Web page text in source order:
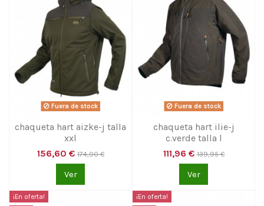
Fuera de stock
chaqueta hart aizke-j talla
xxl
156,60 €174,00 €
Ver
Fuera de stock
chaqueta hart ilie-j
c.verde talla l
111,96 €139,95 €
Ver
¡En oferta!
¡En oferta!